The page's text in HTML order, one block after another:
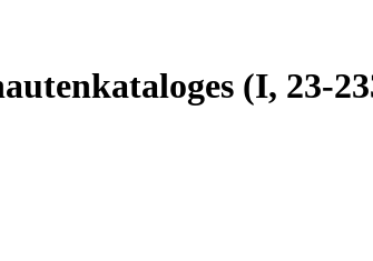
(I, 23-